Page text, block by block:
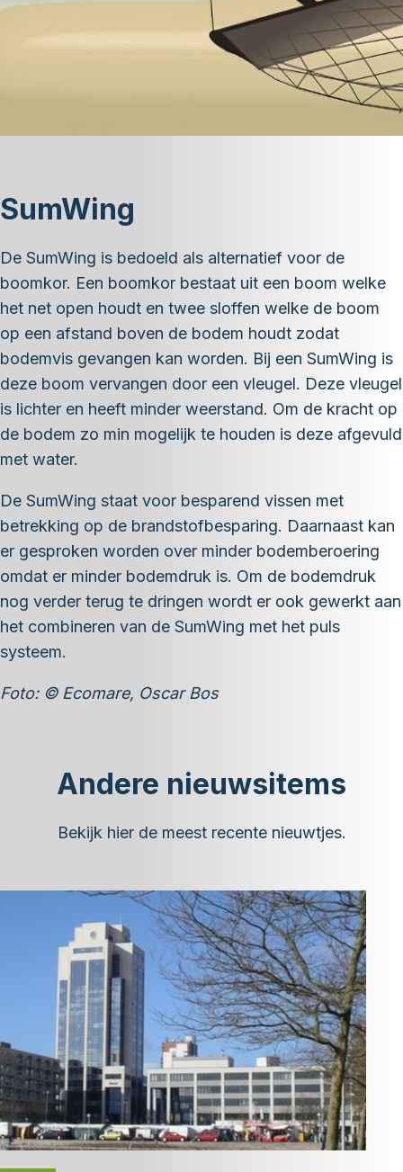
SumWing
De SumWing is bedoeld als alternatief voor de
boomkor. Een boomkor bestaat uit een boom welke
het net open houdt en twee sloffen welke de boom
op een afstand boven de bodem houdt zodat
bodemvis gevangen kan worden. Bij een SumWing is
deze boom vervangen door een vleugel. Deze vleugel
is lichter en heeft minder weerstand. Om de kracht op
de bodem zo min mogelijk te houden is deze afgevuld
met water.
De SumWing staat voor besparend vissen met
betrekking op de brandstofbesparing. Daarnaast kan
er gesproken worden over minder bodemberoering
omdat er minder bodemdruk is. Om de bodemdruk
nog verder terug te dringen wordt er ook gewerkt aan
het combineren van de SumWing met het puls
systeem.
Foto: © Ecomare, Oscar Bos
Andere nieuwsitems
Bekijk hier de meest recente nieuwtjes.